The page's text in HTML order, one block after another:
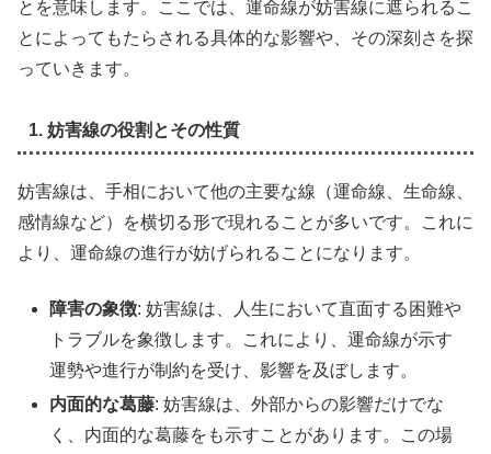
とを意味します。ここでは、運命線が妨害線に遮られるこ
とによってもたらされる具体的な影響や、その深刻さを探
っていきます。
1. 妨害線の役割とその性質
妨害線は、手相において他の主要な線（運命線、生命線、
感情線など）を横切る形で現れることが多いです。これに
より、運命線の進行が妨げられることになります。
障害の象徴: 妨害線は、人生において直面する困難や
トラブルを象徴します。これにより、運命線が示す
運勢や進行が制約を受け、影響を及ぼします。
内面的な葛藤: 妨害線は、外部からの影響だけでな
く、内面的な葛藤をも示すことがあります。この場